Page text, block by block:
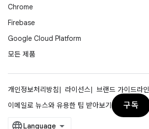
Chrome
Firebase
Google Cloud Platform
모든 제품
개인정보처리방침 라이선스 브랜드 가이드라인
이메일로 뉴스와 유용한 팁 받아보기
구독